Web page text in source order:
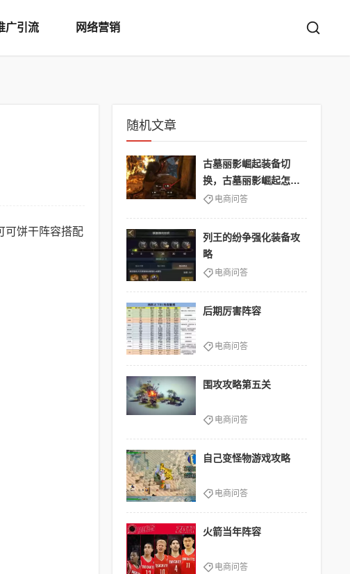
广引流 网络营销
可饼干阵容搭配
随机文章
古墓丽影崛起装备切
换，古墓丽影崛起怎么
换武器
电商问答
列王的纷争强化装备攻
略
电商问答
后期厉害阵容
电商问答
围攻攻略第五关
电商问答
自己变怪物游戏攻略
电商问答
火箭当年阵容
电商问答